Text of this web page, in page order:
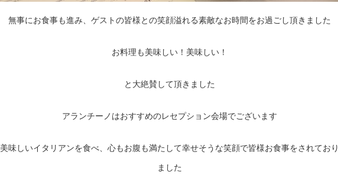
無事にお食事も進み、ゲストの皆様との笑顔溢れる素敵なお時間をお過ごし頂きました
お料理も美味しい！美味しい！
と大絶賛して頂きました
アランチーノはおすすめのレセプション会場でございます
美味しいイタリアンを食べ、心もお腹も満たして幸せそうな笑顔で皆様お食事をされており
ました